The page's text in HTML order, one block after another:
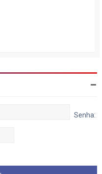
Senha: